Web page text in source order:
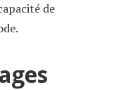
de